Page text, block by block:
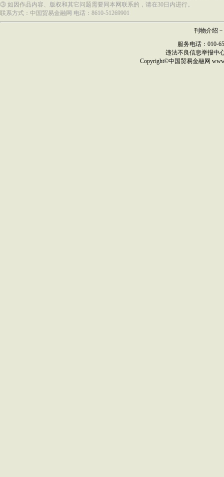
③ 如因作品内容、版权和其它问题需要同本网联系的，请在30日内进行。
联系方式：中国贸易金融网 电话：8610-51269901
刊物介绍 －
服务电话：010-
违法不良信息举报中
Copyright©中国贸易金融网